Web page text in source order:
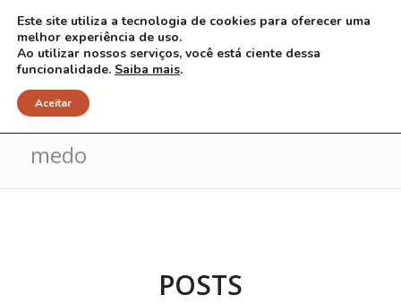
Arquivo para Tag: Liberdade sem
medo
POSTS
Este site utiliza a tecnologia de cookies para oferecer uma
melhor experiência de uso.
Ao utilizar nossos serviços, você está ciente dessa
funcionalidade. Saiba mais.
Aceitar